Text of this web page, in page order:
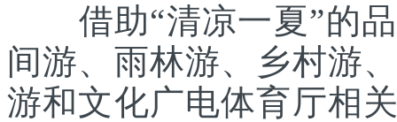
借助“清凉一夏”的品
间游、雨林游、乡村游
游和文化广电体育厅相